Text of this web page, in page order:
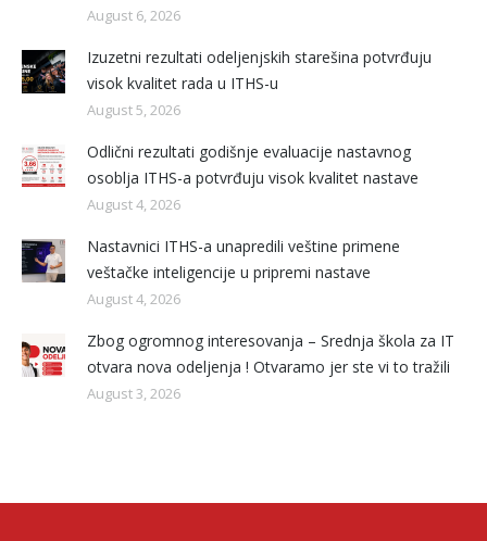
August 6, 2026
Izuzetni rezultati odeljenjskih starešina potvrđuju
visok kvalitet rada u ITHS-u
August 5, 2026
Odlični rezultati godišnje evaluacije nastavnog
osoblja ITHS-a potvrđuju visok kvalitet nastave
August 4, 2026
Nastavnici ITHS-a unapredili veštine primene
veštačke inteligencije u pripremi nastave
August 4, 2026
Zbog ogromnog interesovanja – Srednja škola za IT
otvara nova odeljenja ! Otvaramo jer ste vi to tražili
August 3, 2026